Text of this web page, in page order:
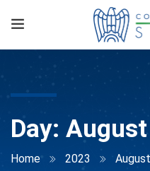
Day:
Home 2023 August